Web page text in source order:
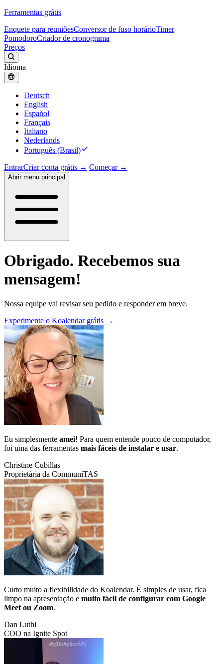
Ferramentas grátis
Enquete para reuniõesConversor de fuso horárioTimer
PomodoroCriador de cronograma
Preços
Idioma
Deutsch
English
Español
Français
Italiano
Nederlands
Português (Brasil)
EntrarCriar conta grátis → Começar →
Abrir menu principal
Obrigado. Recebemos sua
mensagem!
Nossa equipe vai revisar seu pedido e responder em breve.
Experimente o Koalendar grátis →
Eu simplesmente amei! Para quem entende pouco de computador,
foi uma das ferramentas mais fáceis de instalar e usar.
Christine Cubillas
Proprietária da CommuniTAS
Curto muito a flexibilidade do Koalendar. É simples de usar, fica
limpo na apresentação e muito fácil de configurar com Google
Meet ou Zoom.
Dan Luthi
COO na Ignite Spot